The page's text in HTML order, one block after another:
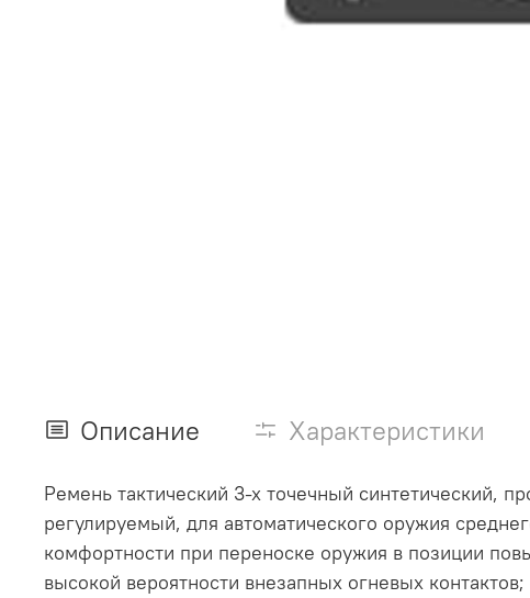
Описание Характеристики
Ремень тактический 3-х точечный синтетический,
регулируемый, для автоматического оружия
комфортности при переноске оружия в позиции
высокой вероятности внезапных огневых